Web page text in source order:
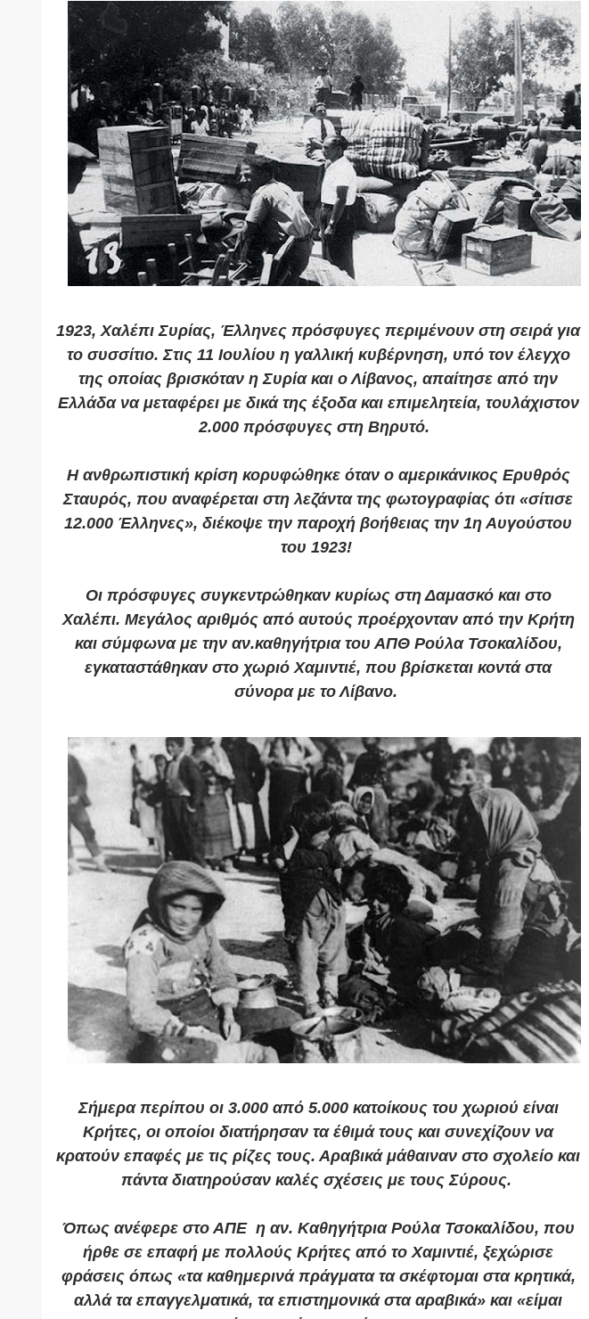
1923, Χαλέπι Συρίας, Έλληνες πρόσφυγες περιμένουν στη σειρά για
το συσσίτιο. Στις 11 Ιουλίου η γαλλική κυβέρνηση, υπό τον έλεγχο
της οποίας βρισκόταν η Συρία και ο Λίβανος, απαίτησε από την
Ελλάδα να μεταφέρει με δικά της έξοδα και επιμελητεία, τουλάχιστον
2.000 πρόσφυγες στη Βηρυτό.
Η ανθρωπιστική κρίση κορυφώθηκε όταν ο αμερικάνικος Ερυθρός
Σταυρός, που αναφέρεται στη λεζάντα της φωτογραφίας ότι «σίτισε
12.000 Έλληνες», διέκοψε την παροχή βοήθειας την 1η Αυγούστου
του 1923!
Οι πρόσφυγες συγκεντρώθηκαν κυρίως στη Δαμασκό και στο
Χαλέπι. Μεγάλος αριθμός από αυτούς προέρχονταν από την Κρήτη
και σύμφωνα με την αν.καθηγήτρια του ΑΠΘ Ρούλα Τσοκαλίδου,
εγκαταστάθηκαν στο χωριό Χαμιντιέ, που βρίσκεται κοντά στα
σύνορα με το Λίβανο.
Σήμερα περίπου οι 3.000 από 5.000 κατοίκους του χωριού είναι
Κρήτες, οι οποίοι διατήρησαν τα έθιμά τους και συνεχίζουν να
κρατούν επαφές με τις ρίζες τους. Αραβικά μάθαιναν στο σχολείο και
πάντα διατηρούσαν καλές σχέσεις με τους Σύρους.
Όπως ανέφερε στο ΑΠΕ η αν. Καθηγήτρια Ρούλα Τσοκαλίδου, που
ήρθε σε επαφή με πολλούς Κρήτες από το Χαμιντιέ, ξεχώρισε
φράσεις όπως «τα καθημερινά πράγματα τα σκέφτομαι στα κρητικά,
αλλά τα επαγγελματικά, τα επιστημονικά στα αραβικά» και «είμαι